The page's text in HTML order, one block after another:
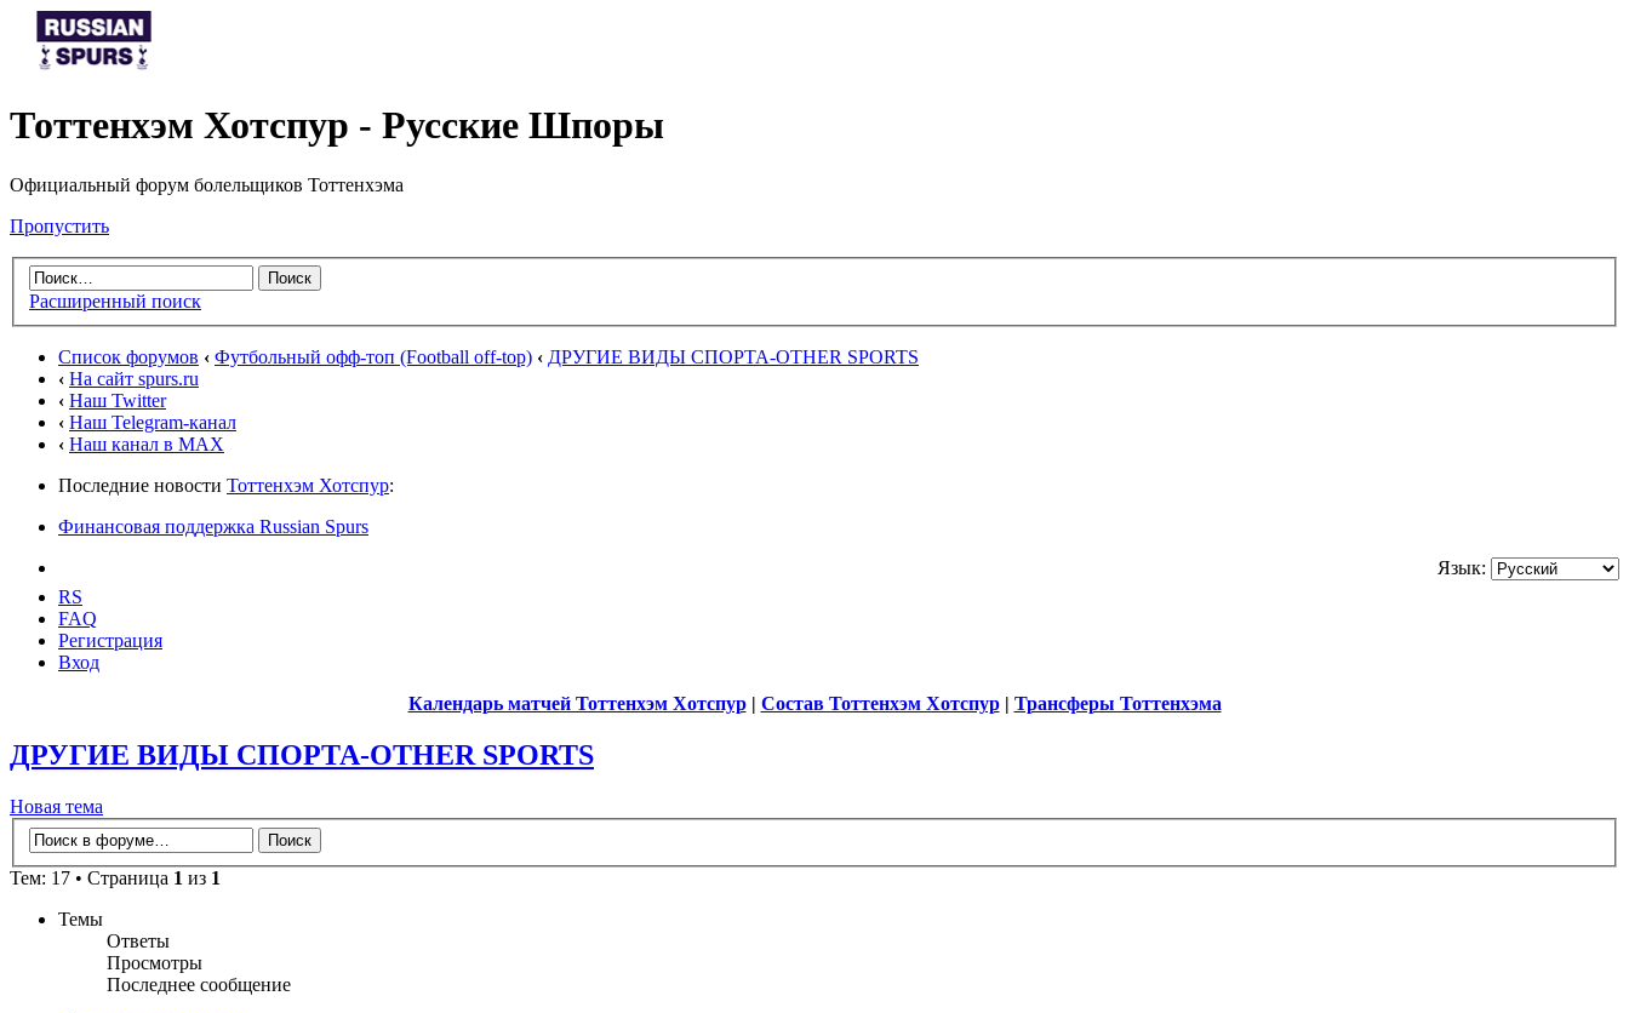
Тоттенхэм Хотспур - Русские Шпоры
Официальный форум болельщиков Тоттенхэма
Пропустить
Расширенный поиск
Список форумов ‹ Футбольный офф-топ (Football off-top) ‹ ДРУГИЕ ВИДЫ СПОРТА-OTHER SPORTS
‹ На сайт spurs.ru
‹ Наш Twitter
‹ Наш Telegram-канал
‹ Наш канал в MAX
Последние новости Тоттенхэм Хотспур:
Финансовая поддержка Russian Spurs
Язык:
RS
FAQ
Регистрация
Вход
Календарь матчей Тоттенхэм Хотспур| Состав Тоттенхэм Хотспур| Трансферы Тоттенхэма
ДРУГИЕ ВИДЫ СПОРТА-OTHER SPORTS
Новая тема
Тем: 17 • Страница 1 из 1
Темы
Ответы
Просмотры
Последнее сообщение